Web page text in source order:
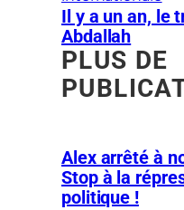
Il y a un an, le
Abdallah
PLUS DE
Alex arrêté à
Stop à la
politique !